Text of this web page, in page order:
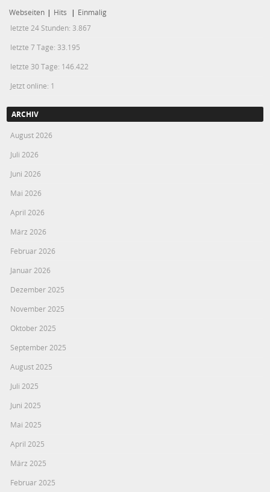
Webseiten | Hits | Einmalig
letzte 24 Stunden: 3.867
letzte 7 Tage: 33.195
letzte 30 Tage: 146.422
Jetzt online: 1
ARCHIV
August 2026
Juli 2026
Juni 2026
Mai 2026
April 2026
März 2026
Februar 2026
Januar 2026
Dezember 2025
November 2025
Oktober 2025
September 2025
August 2025
Juli 2025
Juni 2025
Mai 2025
April 2025
März 2025
Februar 2025